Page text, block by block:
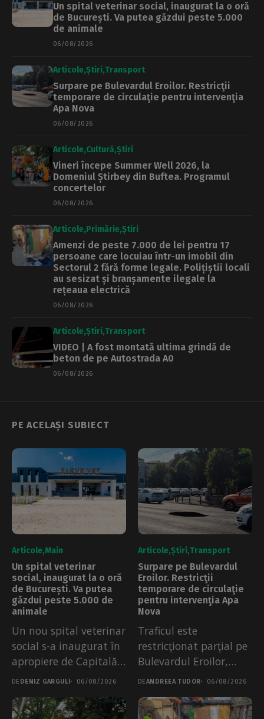
Un spital veterinar social, inaugurat la o oră
de București. Va putea găzdui peste 5.000
de animale
06/08/2026
Articole Știri Transport
Surpare pe Bulevardul Eroilor. Restricţii
temporare de circulaţie pentru intervenţia
Apa Nova
06/08/2026
Articole Cultură Știri
Vineri începe Summer Well 2026, la
Domeniul Știrbey din Buftea. Programul
concertelor
06/08/2026
Articole Primărie Știri
Amenzi de peste 7.000 de lei pentru 17
persoane care locuiau într-un imobil din
Sectorul 2 fără forme legale. Polițiștii locali
au sesizat și branșamente ilegale la
rețeaua electrică
06/08/2026
Articole Știri Transport
VIDEO | A fost montată ultima grindă de
beton de pe Autostrada A0
06/08/2026
PE ACELAȘI SUBIECT
Articole Main
Un spital veterinar
social, inaugurat la o oră
de București. Va putea
găzdui peste 5.000 de
animale
Un nou spital veterinar
social s-a inaugurat în
apropiere de Capitală,
de...
DE DENIZ GARGULI 06/08/2026
Articole Știri Transport
Surpare pe Bulevardul
Eroilor. Restricţii
temporare de circulaţie
pentru intervenţia Apa
Nova
Traficul este
restricţionat parţial pe
Bulevardul Eroilor,
după o surpare a
DEANDREEA TUDOR 06/08/2026